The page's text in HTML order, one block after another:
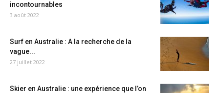
incontournables
3 août 2022
Surf en Australie : A la recherche de la
vague...
27 juillet 2022
Skier en Australie : une expérience que l’on